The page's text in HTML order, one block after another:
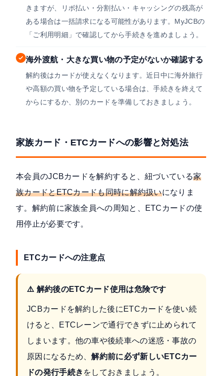
きますが、リボ払い・分割払い・キャッシングの残高が
ある場合は一括請求になる可能性があります。MyJCBの
「ご利用明細」で確認してから手続きを進めましょう。
海外渡航・大きな買い物の予定がないか確認する
解約後はカードが使えなくなります。近日中に海外旅行
や高額の買い物を予定している場合は、手続きを終えて
からにするか、別のカードを準備しておきましょう。
家族カード・ETCカードへの影響と対処法
本会員のJCBカードを解約すると、紐づいている家
族カードとETCカードも同時に解約扱いになりま
す。解約前に家族全員への周知と、ETCカードの使
用停止が必要です。
ETCカードへの注意点
⚠️ 解約後のETCカード使用は危険です
JCBカードを解約した後にETCカードを使い続
けると、ETCレーンで通行できずに止められて
しまいます。他の車や後続車への迷惑・事故の
原因になるため、解約前に必ず新しいETCカー
ドの発行手続き をしておきましょう。